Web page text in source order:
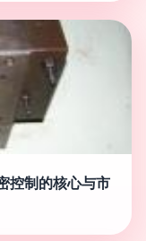
控制的核心与市